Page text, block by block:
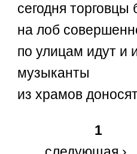
сегодня торговцы
на лоб
по улицам идут и
музыканты
из храмов
1